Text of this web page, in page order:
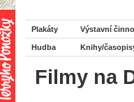
Plakáty Výstavní
Hudba Knihy/
Filmy na